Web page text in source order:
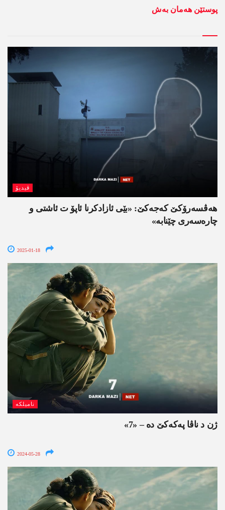
پوستێن ھەمان بەش
ڤیدیۆ
هه‌ڤسه‌رۆكێ كه‌جه‌كێ: «بێی ئازادكرنا ئاپۆ ت ئاشتی و
چاره‌سه‌ری چێنابه‌»
2025-01-18
نامیلکە
ژن د ناڤا په‌كه‌كێ ده‌ – «7»
2024-05-28